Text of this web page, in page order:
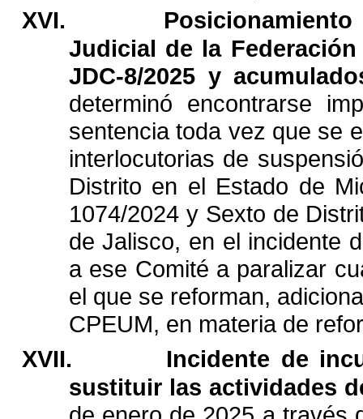
XVI.
Posicionamiento
Judicial de la Federación
JDC-8/2025 y
determinó
encontrarse
sentencia toda vez que se
interlocutorias de
Distrito en el Estado de
1074/2024 y Sexto de
de Jalisco, en el incidente
a ese Comité a paralizar
el que se reforman,
CPEUM, en materia de
XVII.
Incidente de
sustituir las actividades